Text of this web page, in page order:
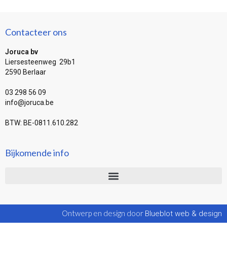
Contacteer ons
Joruca bv
Liersesteenweg 29b1
2590 Berlaar
03 298 56 09
info@joruca.be
BTW: BE-0811.610.282
Bijkomende info
Ontwerp en design door Blueblot web & design